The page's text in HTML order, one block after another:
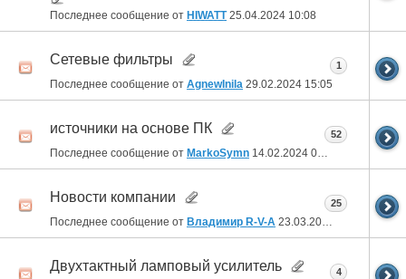
Последнее сообщение от HIWATT25.04.2024 10:08
Сетевые фильтры
Последнее сообщение от AgnewInila 29.02.2024 15:05
1
источники на основе ПК
Последнее сообщение от MarkoSymn 14.02.2024 06:34
52
Новости компании
Последнее сообщение от Владимир R-V-A 23.03.2023
25
Двухтактный ламповый усилитель 4